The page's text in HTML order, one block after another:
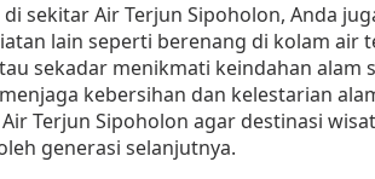
sekitar Air Terjun Sipoholon, Anda
lain seperti berenang di kolam air
sekadar menikmati keindahan alam
kebersihan dan kelestarian
Terjun Sipoholon agar destinasi
generasi selanjutnya.